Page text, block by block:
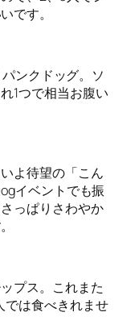
です。
ンクドッグ。ソ
1つで相当お腹い
よ待望の「こん
イベントでも振
っぱりさわやか
プス。これまた
では食べきれませ